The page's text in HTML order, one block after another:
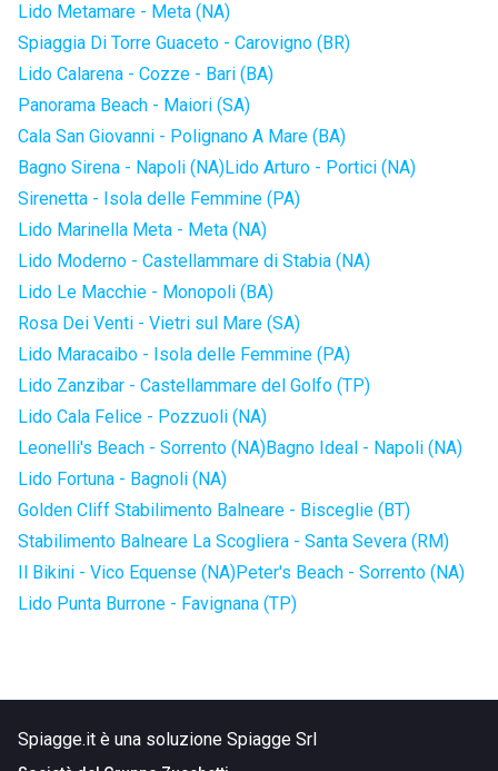
Lido Metamare - Meta (NA)
Spiaggia Di Torre Guaceto - Carovigno (BR)
Lido Calarena - Cozze - Bari (BA)
Panorama Beach - Maiori (SA)
Cala San Giovanni - Polignano A Mare (BA)
Bagno Sirena - Napoli (NA)Lido Arturo - Portici (NA)
Sirenetta - Isola delle Femmine (PA)
Lido Marinella Meta - Meta (NA)
Lido Moderno - Castellammare di Stabia (NA)
Lido Le Macchie - Monopoli (BA)
Rosa Dei Venti - Vietri sul Mare (SA)
Lido Maracaibo - Isola delle Femmine (PA)
Lido Zanzibar - Castellammare del Golfo (TP)
Lido Cala Felice - Pozzuoli (NA)
Leonelli's Beach - Sorrento (NA)Bagno Ideal - Napoli (NA)
Lido Fortuna - Bagnoli (NA)
Golden Cliff Stabilimento Balneare - Bisceglie (BT)
Stabilimento Balneare La Scogliera - Santa Severa (RM)
Il Bikini - Vico Equense (NA)Peter's Beach - Sorrento (NA)
Lido Punta Burrone - Favignana (TP)
Spiagge.it è una soluzione Spiagge Srl